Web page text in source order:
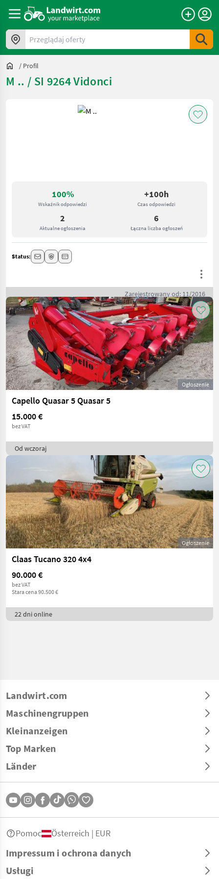
Przeglądaj oferty
/ Profil
M .. / SI 9264 Vidonci
100%
Wskaźnik odpowiedzi
+100h
Czas odpowiedzi
2
Aktualne ogłoszenia
6
Łączna liczba ogłoszeń
Status:
Zarejestrowany od: 11/2016
Ogłoszenie
Capello Quasar 5 Quasar 5
15.000 €
bez VAT
Od wczoraj
Ogłoszenie
Claas Tucano 320 4x4
90.000 €
bez VAT
Stara cena 90.500 €
22 dni online
Landwirt.com
Maschinengruppen
Kleinanzeigen
Top Marken
Länder
Impressum i ochrona danych
Usługi
Pomoc Österreich | EUR